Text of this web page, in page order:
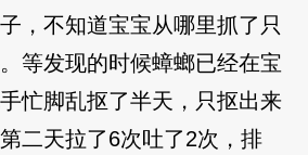
，不知道宝宝从哪里抓了只
等发现的时候蟑螂已经在宝
忙脚乱抠了半天，只抠出来
二天拉了6次吐了2次，排